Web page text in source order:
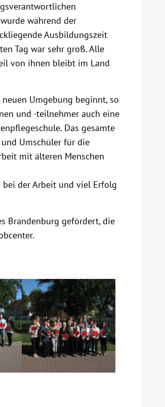
während der
Ausbildungszeit
Tag war sehr groß. Alle
von ihnen bleibt im Land
Umgebung beginnt, so
und -teilnehmer auch eine
Das gesamte
Umschüler für die
mit älteren Menschen
bei der Arbeit und viel Erfolg
Brandenburg gefördert, die